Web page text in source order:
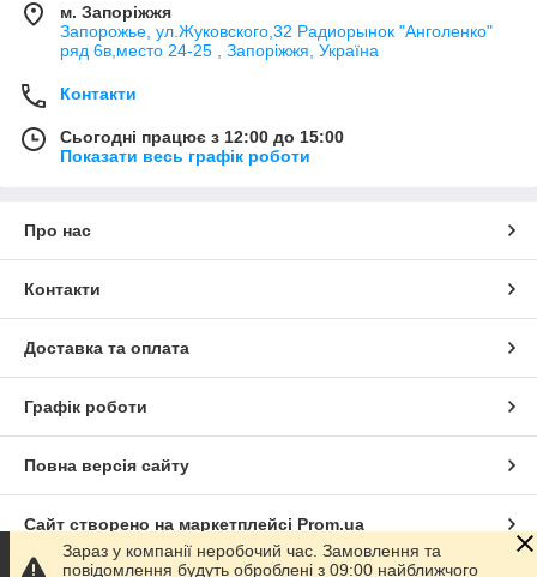
м. Запоріжжя
Запорожье, ул.Жуковского,32 Радиорынок "Анголенко"
ряд 6в,место 24-25 , Запоріжжя, Україна
Контакти
Сьогодні працює з 12:00 до 15:00
Показати весь графік роботи
Про нас
Контакти
Доставка та оплата
Графік роботи
Повна версія сайту
Сайт створено на маркетплейсі Prom.ua
Зараз у компанії неробочий час. Замовлення та
повідомлення будуть оброблені з 09:00 найближчого